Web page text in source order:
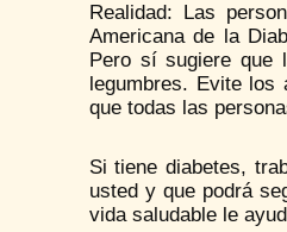
Realidad: Las
Americana de la
Pero sí sugiere que
legumbres. Evite
que todas las
Si tiene diabetes,
usted y que podrá
vida saludable le